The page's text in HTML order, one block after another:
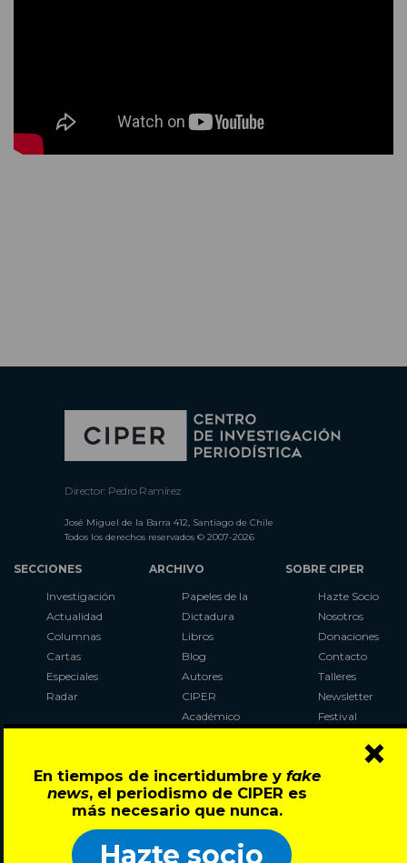
En tiempos de incertidumbre y fake
news, el periodismo de CIPER es
más necesario que nunca.
Hazte socio
×
Director: Pedro Ramírez
José Miguel de la Barra 412, Santiago de Chile
Todos los derechos reservados © 2007-2026
SECCIONES
Investigación
Actualidad
Columnas
Cartas
Especiales
Radar
ARCHIVO
Papeles de la
Dictadura
Libros
Blog
Autores
CIPER
Académico
Al Plebiscito
con CIPER
SOBRE CIPER
Hazte Socio
Nosotros
Donaciones
Contacto
Talleres
Newsletter
Festival